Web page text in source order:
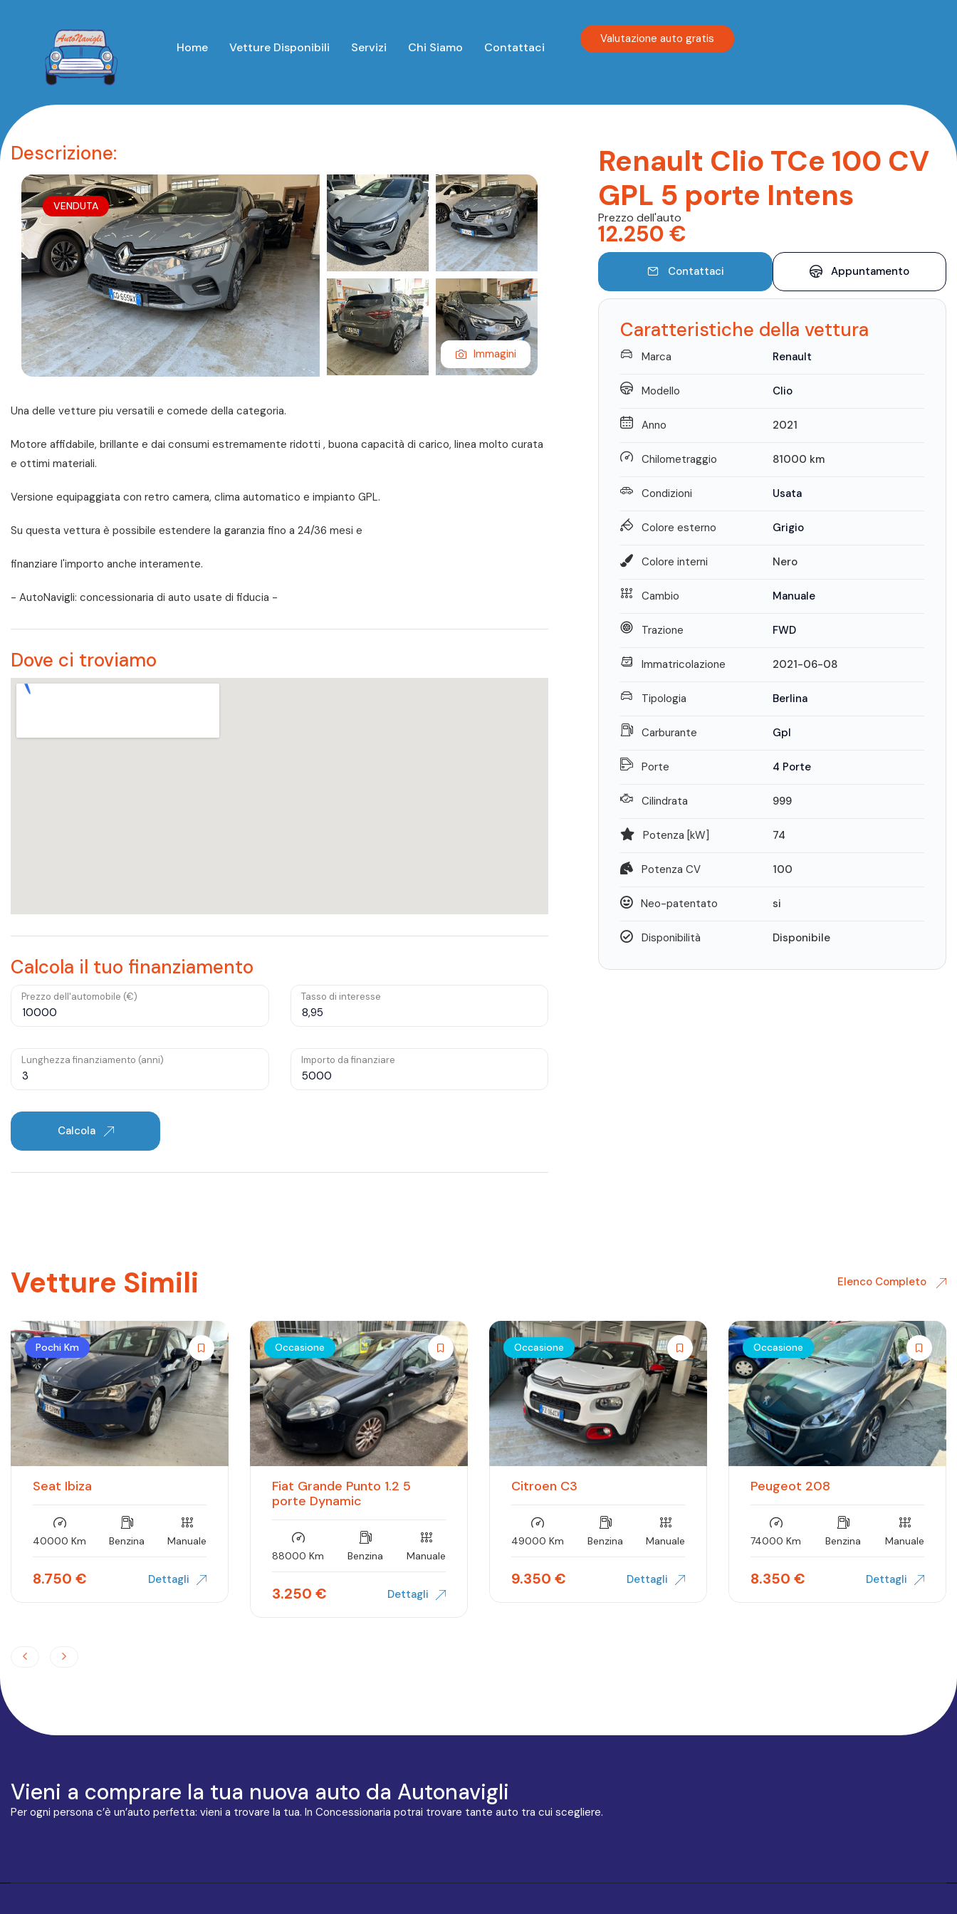
Home Vetture Disponibili Servizi Chi Siamo Contattaci
Valutazione auto gratis
Descrizione:
VENDUTA
Immagini
Una delle vetture piu versatili e comede della categoria.
Motore affidabile, brillante e dai consumi estremamente ridotti , buona capacità di carico, linea molto curata
e ottimi materiali.
Versione equipaggiata con retro camera, clima automatico e impianto GPL.
Su questa vettura è possibile estendere la garanzia fino a 24/36 mesi e
finanziare l'importo anche interamente.
- AutoNavigli: concessionaria di auto usate di fiducia -
Dove ci troviamo
Calcola il tuo finanziamento
Prezzo dell'automobile (€) Tasso di interesse
Lunghezza finanziamento (anni) Importo da finanziare
Calcola
Renault Clio TCe 100 CV
GPL 5 porte Intens
Prezzo dell'auto
12.250 €
Contattaci Appuntamento
Caratteristiche della vettura
Marca Renault
Modello Clio
Anno 2021
Chilometraggio 81000 km
Condizioni Usata
Colore esterno Grigio
Colore interni Nero
Cambio Manuale
Trazione FWD
Immatricolazione 2021-06-08
Tipologia Berlina
Carburante Gpl
Porte 4 Porte
Cilindrata 999
Potenza [kW] 74
Potenza CV 100
Neo-patentato si
Disponibilità Disponibile
Vetture Simili Elenco Completo
Pochi Km
Seat Ibiza
40000 Km Benzina Manuale
8.750 € Dettagli
Occasione
Fiat Grande Punto 1.2 5
porte Dynamic
88000 Km Benzina Manuale
3.250 € Dettagli
Occasione
Citroen C3
49000 Km Benzina Manuale
9.350 € Dettagli
Occasione
Peugeot 208
74000 Km Benzina Manuale
8.350 € Dettagli
Vieni a comprare la tua nuova auto da Autonavigli
Per ogni persona c’è un’auto perfetta: vieni a trovare la tua. In Concessionaria potrai trovare tante auto tra cui scegliere.